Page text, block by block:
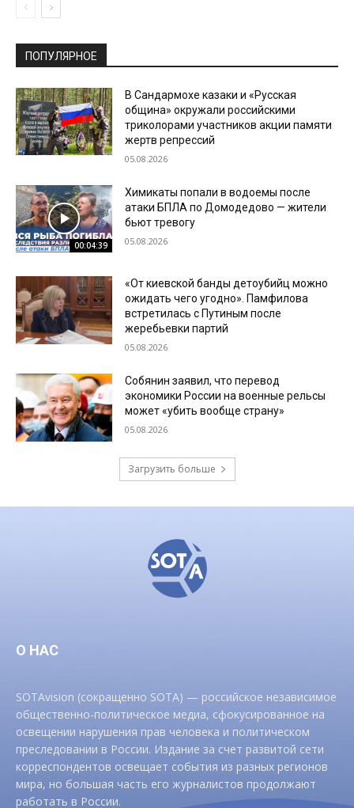
ПОПУЛЯРНОЕ
В Сандармохе казаки и «Русская
община» окружали российскими
триколорами участников акции памяти
жертв репрессий
05.08.2026
00:04:39
Химикаты попали в водоемы после
атаки БПЛА по Домодедово — жители
бьют тревогу
05.08.2026
«От киевской банды детоубийц можно
ожидать чего угодно». Памфилова
встретилась с Путиным после
жеребьевки партий
05.08.2026
Собянин заявил, что перевод
экономики России на военные рельсы
может «убить вообще страну»
05.08.2026
Загрузить больше
О НАС
SOTAvision (сокращенно SOTA) — российское независимое
общественно-политическое медиа, сфокусированное на
освещении нарушения прав человека и политическом
преследовании в России. Издание за счет развитой сети
корреспондентов освещает события из разных регионов
мира, но большая часть его журналистов продолжают
работать в России.